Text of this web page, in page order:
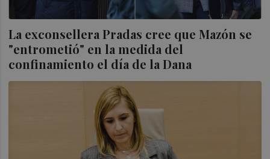
La exconsellera Pradas cree que Mazón se
"entrometió" en la medida del
confinamiento el día de la Dana